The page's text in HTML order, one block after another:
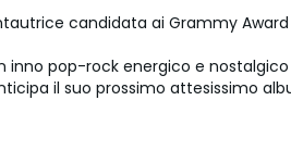
candidata ai Grammy
inno pop-rock energico e nostalgico
il suo prossimo attesissimo